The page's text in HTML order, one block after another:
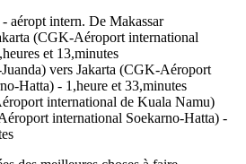
aéropt intern. De Makassar
(CGK-Aéroport international
et 13,minutes
vers Jakarta (CGK-Aéroport
Hatta) - 1,heure et 33,minutes
international de Kuala Namu)
international Soekarno-Hatta) -